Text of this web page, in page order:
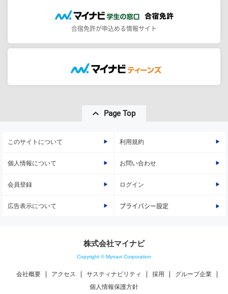
合宿免許が申込める情報サイト
Page Top
このサイトについて 利用規約
個人情報について お問い合わせ
会員登録 ログイン
広告表示について プライバシー設定
株式会社マイナビ
Copyright © Mynavi Corporation
会社概要 アクセス サスティナビリティ 採用
グループ企業
個人情報保護方針